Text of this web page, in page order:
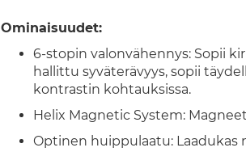
Ominaisuudet:
6-stopin valonvähennys: Sopii
hallittu syväterävyys, sopii
kontrastin kohtauksissa.
Helix Magnetic System:
Optinen huippulaatu: Laadukas